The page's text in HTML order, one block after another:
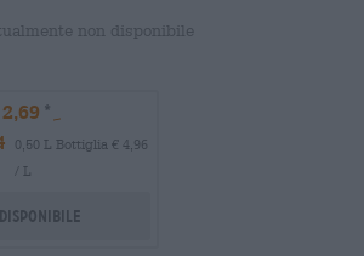
non disponibile
0,50 L Bottiglia € 4,96
/ L